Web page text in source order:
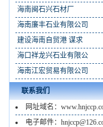
海南闽石兴石材厂
海南廉丰石业有限公司
建设海南自贸港 谋求
海口祥龙兴石业有限公
海南江宏贸易有限公司
联系我们
网址域名：
电子邮件：